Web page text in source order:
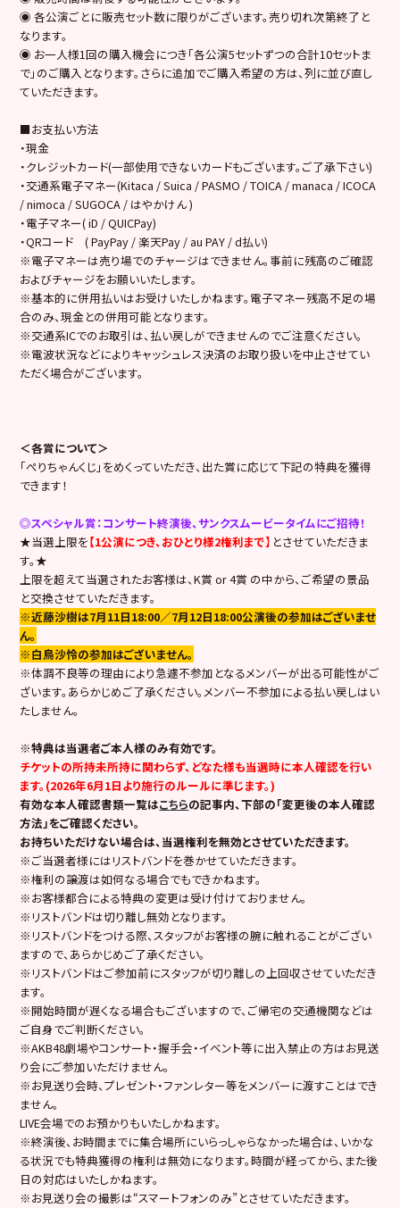
◉ 各公演ごとに販売セット数に限りがございます。売り切れ次第終了と
なります。
◉ お一人様1回の購入機会につき「各公演5セットずつの合計10セットま
で」のご購入となります。さらに追加でご購入希望の方は、列に並び直し
ていただきます。
■お支払い方法
・現金
・クレジットカード(一部使用できないカードもございます。ご了承下さい)
・交通系電子マネー(Kitaca / Suica / PASMO / TOICA / manaca / ICOCA
/ nimoca / SUGOCA / はやかけん )
・電子マネー( iD / QUICPay)
・QRコード ( PayPay / 楽天Pay / au PAY / d払い)
※電子マネーは売り場でのチャージはできません。事前に残高のご確認
およびチャージをお願いいたします。
※基本的に併用払いはお受けいたしかねます。電子マネー残高不足の場
合のみ、現金との併用可能となります。
※交通系ICでのお取引は、払い戻しができませんのでご注意ください。
※電波状況などによりキャッシュレス決済のお取り扱いを中止させてい
ただく場合がございます。
＜各賞について＞
「ぺりちゃんくじ」をめくっていただき、出た賞に応じて下記の特典を獲得
できます！
◎スペシャル賞：コンサート終演後、サンクスムービータイムにご招待！
★当選上限を【1公演につき、おひとり様2権利まで】 とさせていただきま
す。★
上限を超えて当選されたお客様は、K賞 or 4賞 の中から、ご希望の景品
と交換させていただきます。
※近藤沙樹は7月11日18:00／7月12日18:00公演後の参加はございませ
ん。
※白鳥沙怜の参加はございません。
※体調不良等の理由により急遽不参加となるメンバーが出る可能性がご
ざいます。あらかじめご了承ください。メンバー不参加による払い戻しはい
たしません。
※特典は当選者ご本人様のみ有効です。
チケットの所持未所持に関わらず、どなた様も当選時に本人確認を行い
ます。(2026年6月1日より施行のルールに準じます。)
有効な本人確認書類一覧はこちらの記事内、下部の「変更後の本人確認
方法」をご確認ください。
お持ちいただけない場合は、当選権利を無効とさせていただきます。
※ご当選者様にはリストバンドを巻かせていただきます。
※権利の譲渡は如何なる場合でもできかねます。
※お客様都合による特典の変更は受け付けておりません。
※リストバンドは切り離し無効となります。
※リストバンドをつける際、スタッフがお客様の腕に触れることがござい
ますので、あらかじめご了承ください。
※リストバンドはご参加前にスタッフが切り離しの上回収させていただき
ます。
※開始時間が遅くなる場合もございますので、ご帰宅の交通機関などは
ご自身でご判断ください。
※AKB48劇場やコンサート・握手会・イベント等に出入禁止の方はお見送
り会にご参加いただけません。
※お見送り会時、プレゼント・ファンレター等をメンバーに渡すことはでき
ません。
LIVE会場でのお預かりもいたしかねます。
※終演後、お時間までに集合場所にいらっしゃらなかった場合は、いかな
る状況でも特典獲得の権利は無効になります。時間が経ってから、また後
日の対応はいたしかねます。
※お見送り会の撮影は“スマートフォンのみ”とさせていただきます。